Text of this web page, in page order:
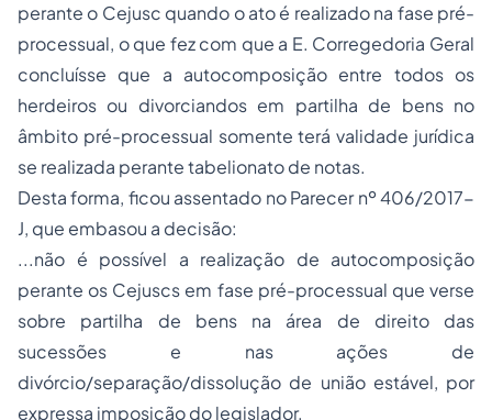
perante o Cejusc quando o ato é realizado na fase pré-
processual, o que fez com que a E. Corregedoria Geral
concluísse que a autocomposição entre todos os
herdeiros ou divorciandos em partilha de bens no
âmbito pré-processual somente terá validade jurídica
se realizada perante tabelionato de notas.
Desta forma, ficou assentado no Parecer nº 406/2017-
J, que embasou a decisão:
...não é possível a realização de autocomposição
perante os Cejuscs em fase pré-processual que verse
sobre partilha de bens na área de direito das
sucessões e nas ações de
divórcio/separação/dissolução de união estável, por
expressa imposição do legislador.